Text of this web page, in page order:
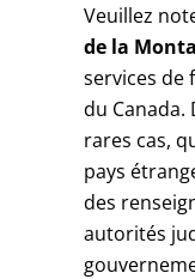
Veuillez
de la
services de
du Canada.
rares cas,
pays
des
autorités